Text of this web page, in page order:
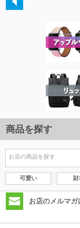
商品を探す
可愛い
お店のメルマガ